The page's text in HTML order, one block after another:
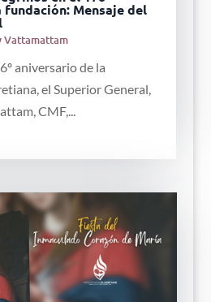
Mensaje del
Vattamattam
aniversario de la
el Superior General,
CMF,...